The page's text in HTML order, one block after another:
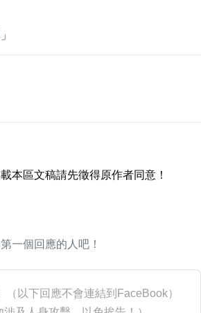
本區文稿請先徵得原作者同意！
一個回應的人吧！
（以下回應不會連結到FaceBook）